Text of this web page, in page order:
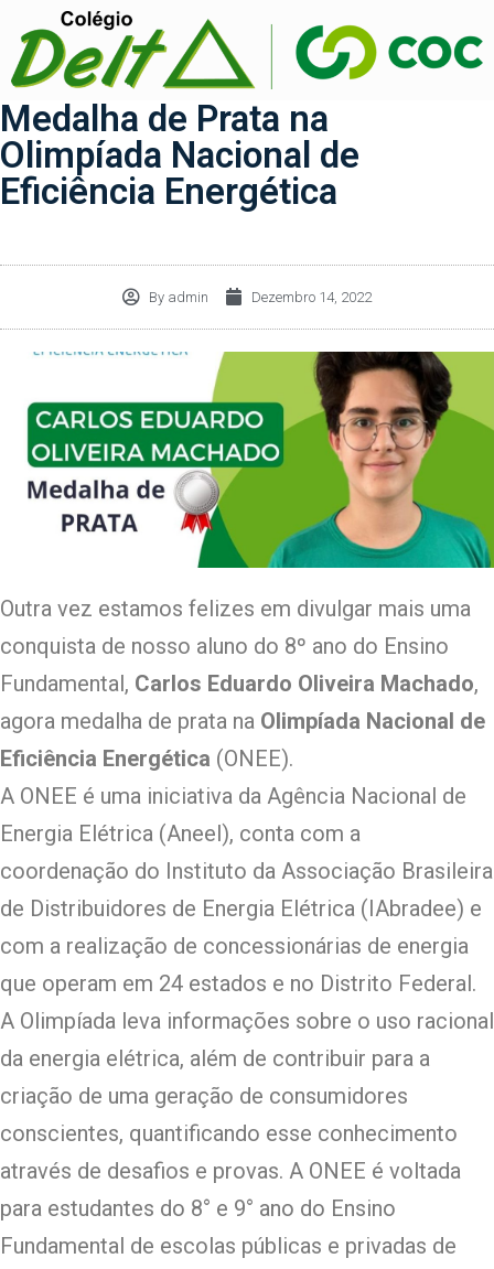
Medalha de Prata na
Olimpíada Nacional de
Eficiência Energética
By admin Dezembro 14, 2022
Outra vez estamos felizes em divulgar mais uma
conquista de nosso aluno do 8º ano do Ensino
Fundamental, Carlos Eduardo Oliveira Machado,
agora medalha de prata na Olimpíada Nacional de
Eficiência Energética (ONEE).
A ONEE é uma iniciativa da Agência Nacional de
Energia Elétrica (Aneel), conta com a
coordenação do Instituto da Associação Brasileira
de Distribuidores de Energia Elétrica (IAbradee) e
com a realização de concessionárias de energia
que operam em 24 estados e no Distrito Federal.
A Olimpíada leva informações sobre o uso racional
da energia elétrica, além de contribuir para a
criação de uma geração de consumidores
conscientes, quantificando esse conhecimento
através de desafios e provas. A ONEE é voltada
para estudantes do 8° e 9° ano do Ensino
Fundamental de escolas públicas e privadas de